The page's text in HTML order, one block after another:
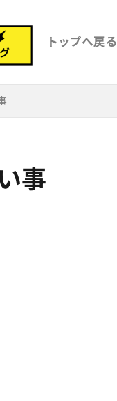
トップへ戻る
事